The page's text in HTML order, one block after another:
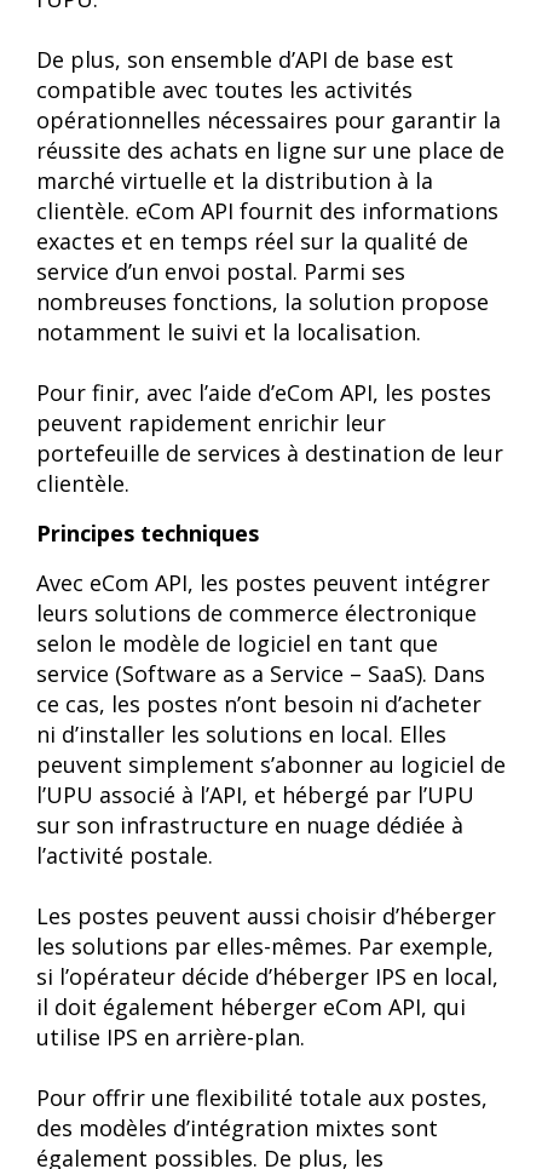
De plus, son ensemble d’API de base est
compatible avec toutes les activités
opérationnelles nécessaires pour garantir la
réussite des achats en ligne sur une place de
marché virtuelle et la distribution à la
clientèle. eCom API fournit des informations
exactes et en temps réel sur la qualité de
service d’un envoi postal. Parmi ses
nombreuses fonctions, la solution propose
notamment le suivi et la localisation.
Pour finir, avec l’aide d’eCom API, les postes
peuvent rapidement enrichir leur
portefeuille de services à destination de leur
clientèle.
Principes techniques
Avec eCom API, les postes peuvent intégrer
leurs solutions de commerce électronique
selon le modèle de logiciel en tant que
service (Software as a Service – SaaS). Dans
ce cas, les postes n’ont besoin ni d’acheter
ni d’installer les solutions en local. Elles
peuvent simplement s’abonner au logiciel de
l’UPU associé à l’API, et hébergé par l’UPU
sur son infrastructure en nuage dédiée à
l’activité postale.
Les postes peuvent aussi choisir d’héberger
les solutions par elles-mêmes. Par exemple,
si l’opérateur décide d’héberger IPS en local,
il doit également héberger eCom API, qui
utilise IPS en arrière-plan.
Pour offrir une flexibilité totale aux postes,
des modèles d’intégration mixtes sont
également possibles. De plus, les